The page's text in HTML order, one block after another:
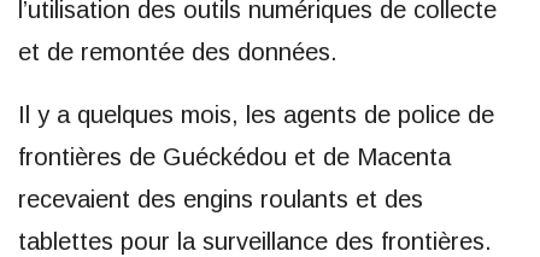
l’utilisation des outils numériques de collecte
et de remontée des données.
Il y a quelques mois, les agents de police de
frontières de Guéckédou et de Macenta
recevaient des engins roulants et des
tablettes pour la surveillance des frontières.